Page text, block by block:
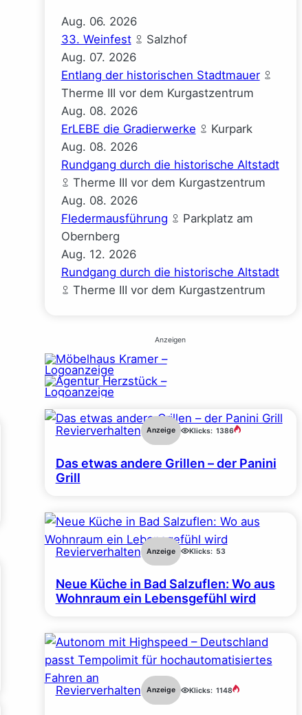
Aug. 06. 2026
33. Weinfest
Salzhof
Aug. 07. 2026
Entlang der historischen Stadtmauer
Therme III vor dem Kurgastzentrum
Aug. 08. 2026
ErLEBE die Gradierwerke
Kurpark
Aug. 08. 2026
Rundgang durch die historische Altstadt
Therme III vor dem Kurgastzentrum
Aug. 08. 2026
Fledermausführung
Parkplatz am
Obernberg
Aug. 12. 2026
Rundgang durch die historische Altstadt
Therme III vor dem Kurgastzentrum
Anzeigen
Revierverhalten Anzeige Klicks: 1386
Das etwas andere Grillen – der Panini
Grill
Revierverhalten Anzeige Klicks: 53
Neue Küche in Bad Salzuflen: Wo aus
Wohnraum ein Lebensgefühl wird
Revierverhalten Anzeige Klicks: 1148